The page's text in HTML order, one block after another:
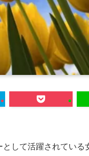
して活躍されている